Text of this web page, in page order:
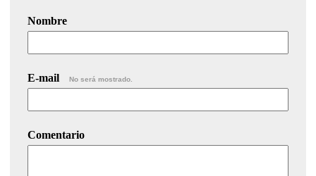
Nombre
E-mail No será mostrado.
Comentario